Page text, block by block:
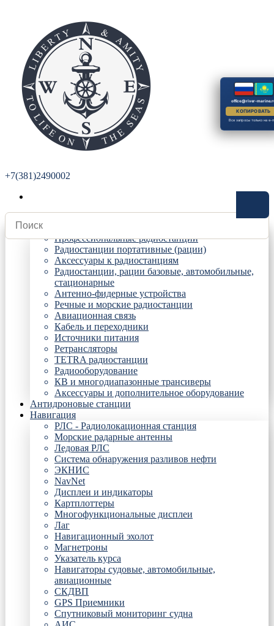
+7(381)2490002
Радиостанции
Профессиональные радиостанции
Радиостанции портативные (рации)
Аксессуары к радиостанциям
Радиостанции, рации базовые, автомобильные,
стационарные
Антенно-фидерные устройства
Речные и морские радиостанции
Авиационная связь
Кабель и переходники
Источники питания
Ретрансляторы
TETRA радиостанции
Радиооборудование
КВ и многодиапазонные трансиверы
Аксессуары и дополнительное оборудование
Антидроновые станции
Навигация
РЛС - Радиолокационная станция
Морские радарные антенны
Ледовая РЛС
Система обнаружения разливов нефти
ЭКНИС
NavNet
Дисплеи и индикаторы
Картплоттеры
Многофункциональные дисплеи
Лаг
Навигационный эхолот
Магнетроны
Указатель курса
Навигаторы судовые, автомобильные,
авиационные
СКДВП
GPS Приемники
Спутниковый мониторинг судна
office@river-
КОПИРОВАТЬ
Все запросы только на e-